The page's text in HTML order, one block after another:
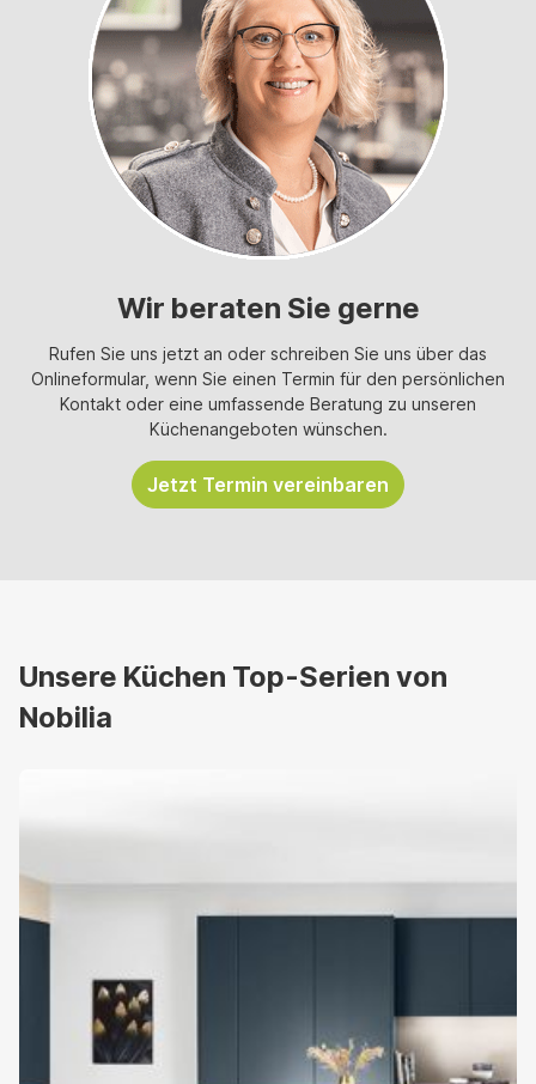
Wir beraten Sie gerne
Rufen Sie uns jetzt an oder schreiben Sie uns über das
Onlineformular, wenn Sie einen Termin für den persönlichen
Kontakt oder eine umfassende Beratung zu unseren
Küchenangeboten wünschen.
Jetzt Termin vereinbaren
Unsere Küchen Top-Serien von
Nobilia